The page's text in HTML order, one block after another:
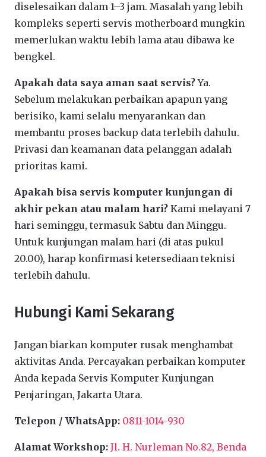
diselesaikan dalam 1–3 jam. Masalah yang lebih
kompleks seperti servis motherboard mungkin
memerlukan waktu lebih lama atau dibawa ke
bengkel.
Apakah data saya aman saat servis?Ya.
Sebelum melakukan perbaikan apapun yang
berisiko, kami selalu menyarankan dan
membantu proses backup data terlebih dahulu.
Privasi dan keamanan data pelanggan adalah
prioritas kami.
Apakah bisa servis komputer kunjungan di
akhir pekan atau malam hari? Kami melayani 7
hari seminggu, termasuk Sabtu dan Minggu.
Untuk kunjungan malam hari (di atas pukul
20.00), harap konfirmasi ketersediaan teknisi
terlebih dahulu.
Hubungi Kami Sekarang
Jangan biarkan komputer rusak menghambat
aktivitas Anda. Percayakan perbaikan komputer
Anda kepada Servis Komputer Kunjungan
Penjaringan, Jakarta Utara.
Telepon / WhatsApp: 0811-1014-930
Alamat Workshop: Jl. H. Nurleman No.82, Benda